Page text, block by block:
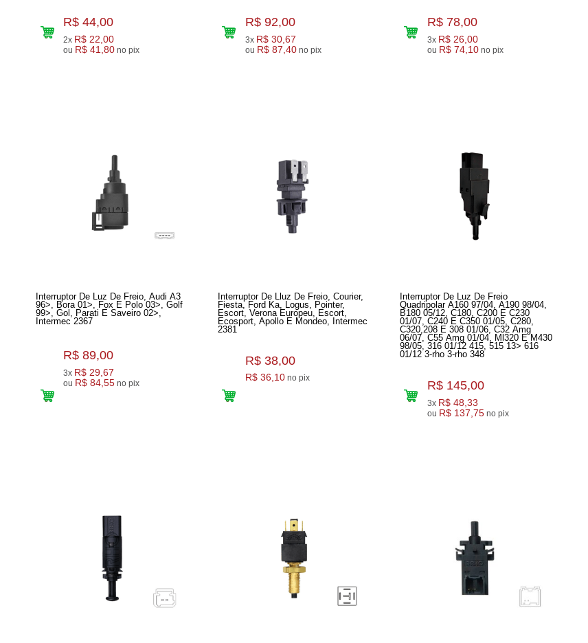
R$ 44,00
2x R$ 22,00
ou R$ 41,80 no pix
R$ 92,00
3x R$ 30,67
ou R$ 87,40 no pix
R$ 78,00
3x R$ 26,00
ou R$ 74,10 no pix
Interruptor De Luz De Freio, Audi A3
96>, Bora 01>, Fox E Polo 03>, Golf
99>, Gol, Parati E Saveiro 02>,
Intermec 2367
R$ 89,00
3x R$ 29,67
ou R$ 84,55 no pix
Interruptor De Lluz De Freio, Courier,
Fiesta, Ford Ka, Logus, Pointer,
Escort, Verona Europeu, Escort,
Ecosport, Apollo E Mondeo, Intermec
2381
R$ 38,00
R$ 36,10 no pix
Interruptor De Luz De Freio
Quadripolar A160 97/04, A190 98/04,
B180 05/12, C180, C200 E C230
01/07, C240 E C350 01/05, C280,
C320,208 E 308 01/06, C32 Amg
06/07, C55 Amg 01/04, Ml320 E M430
98/05, 316 01/12 415, 515 13> 616
01/12 3-rho 3-rho 348
R$ 145,00
3x R$ 48,33
ou R$ 137,75 no pix